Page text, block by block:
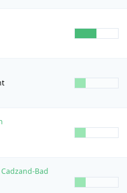
Bad